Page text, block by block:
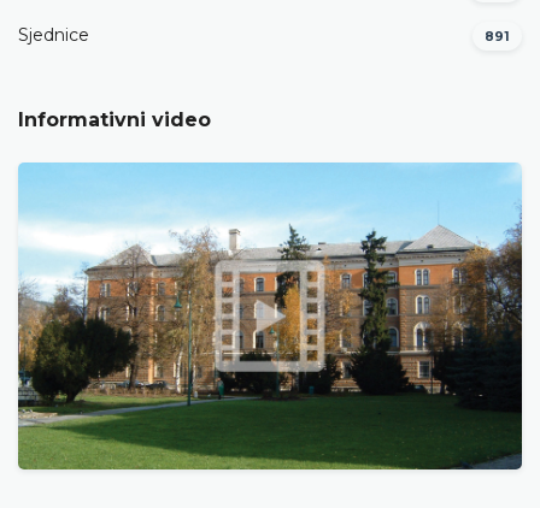
Sjednice 891
Informativni video